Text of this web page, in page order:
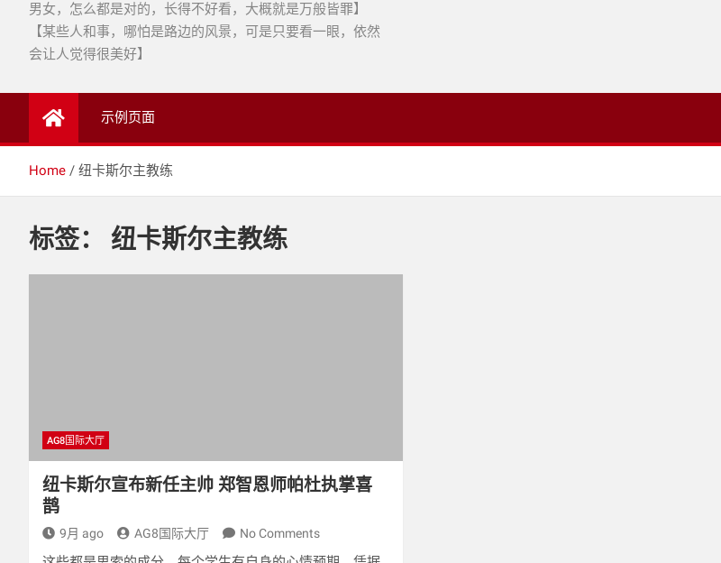
男女，怎么都是对的，长得不好看，大概就是万般皆罪】
【某些人和事，哪怕是路边的风景，可是只要看一眼，依然
会让人觉得很美好】
示例页面
Home 纽卡斯尔主教练
标签： 纽卡斯尔主教练
AG8国际大厅
纽卡斯尔宣布新任主帅 郑智恩师帕杜执掌喜
鹊
9月 ago AG8国际大厅 No Comments